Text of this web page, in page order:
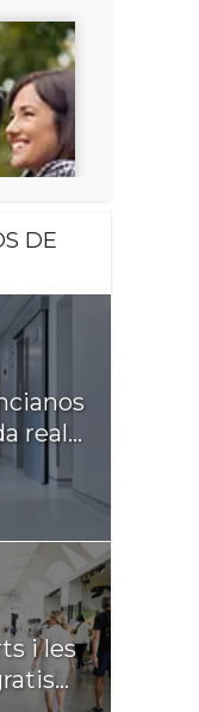
DE
real...
i les